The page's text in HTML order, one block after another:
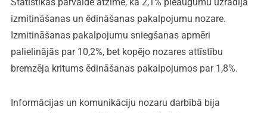
izmitināšanas un ēdināšanas pakalpojumu nozare.
Izmitināšanas pakalpojumu sniegšanas apmēri
palielinājās par 10,2%, bet kopējo nozares attīstību
bremzēja kritums ēdināšanas pakalpojumos par 1,8%.
Informācijas un komunikāciju nozaru darbībā bija